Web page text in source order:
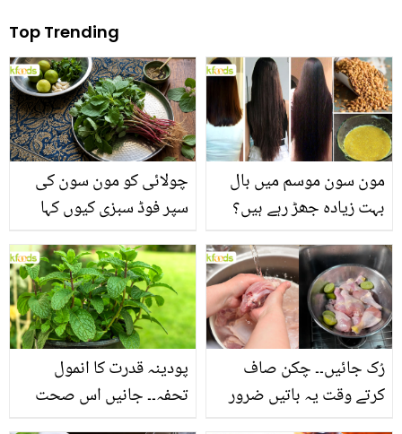
Top Trending
چولائی کو مون سون کی
سپر فوڈ سبزی کیوں کہا
منرلز اور اینٹی آکسیڈنٹس
سے بھرپور اس سبزی کے
فائدے
مون سون موسم میں بال
بہت زیادہ جھڑ رہے ہیں؟
بنانے کے چند قدرتی طریقے
پودینہ قدرت کا انمول
تحفہ۔۔ جانیں اس صحت
رُک جائیں۔۔ چکن صاف
کرتے وقت یہ باتیں ضرور